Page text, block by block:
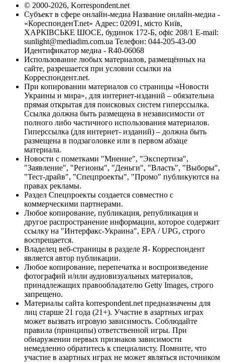
© 2000-2026, Korrespondent.net
Субъект в сфере онлайн-медиа Название онлайн-медиа -
«КореспонденТ.net» Адрес: 02091, місто Київ,
ХАРКІВСЬКЕ ШОСЕ, будинок 172-Б, офіс 208/1 E-mail:
sunlight@mediadim.com.ua Телефон: 044-205-43-00
Идентификатор медиа - R40-06068
Использование любых материалов, размещённых на
сайте, разрешается при условии ссылки на
Корреспондент.net.
При копировании материалов со страницы «Новости
Украины и мира», для интернет-изданий – обязательна
прямая открытая для поисковых систем гиперссылка.
Ссылка должна быть размещена в независимости от
полного либо частичного использования материалов.
Гиперссылка (для интернет- изданий) – должна быть
размещена в подзаголовке или в первом абзаце
материала.
Новости с пометками "Мнение", "Экспертиза",
"Заявление", "Регионы", "Деньги", "Власть", "Выборы",
"Тест-драйв", "Спецпроекты", "Промо" публикуются на
правах рекламы.
Раздел Спецпроекты создается совместно с
коммерческими партнерами.
Любое копирование, публикация, републикация и
другое распространение информации, которое содержит
ссылку на "Интерфакс-Украина", EPA / UPG, строго
воспрещается.
Владелец веб-страницы в разделе Я- Корреспондент
является автор публикации.
Любое копирование, перепечатка и воспроизведение
фотографий и/или аудиовизуальных материалов,
принадлежащих правообладателю Getty Images, строго
запрещено.
Материалы сайта korrespondent.net предназначены для
лиц старше 21 года (21+). Участие в азартных играх
может вызвать игровую зависимость. Соблюдайте
правила (принципы) ответственной игры. При
обнаружении первых признаков зависимости
немедленно обратитесь к специалисту. Помните, что
участие в азартных играх не может являться источником